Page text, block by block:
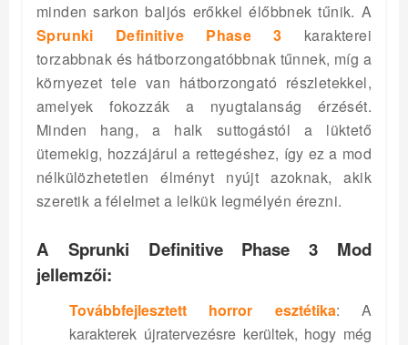
minden sarkon baljós erőkkel élőbbnek tűnik. A
Sprunki Definitive Phase 3 karakterei
torzabbnak és hátborzongatóbbnak tűnnek, míg a
környezet tele van hátborzongató részletekkel,
amelyek fokozzák a nyugtalanság érzését.
Minden hang, a halk suttogástól a lüktető
ütemekig, hozzájárul a rettegéshez, így ez a mod
nélkülözhetetlen élményt nyújt azoknak, akik
szeretik a félelmet a lelkük legmélyén érezni.
A Sprunki Definitive Phase 3 Mod
jellemzői:
Továbbfejlesztett horror esztétika: A
karakterek újratervezésre kerültek, hogy még